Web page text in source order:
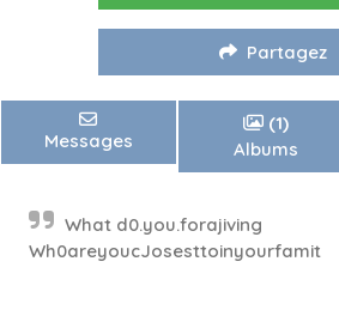
Partagez
Messages
(1)
Albums
What d0.you.forajiving
Wh0areyoucJosesttoinyourfamit